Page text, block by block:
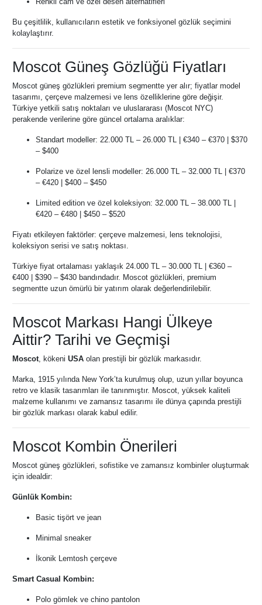
Bu çeşitlilik, kullanıcıların estetik ve fonksiyonel gözlük seçimini
kolaylaştırır.
Moscot Güneş Gözlüğü Fiyatları
Moscot güneş gözlükleri premium segmentte yer alır; fiyatlar model
tasarımı, çerçeve malzemesi ve lens özelliklerine göre değişir.
Türkiye yetkili satış noktaları ve uluslararası (Moscot NYC)
perakende verilerine göre güncel ortalama aralıklar:
Standart modeller: 22.000 TL – 26.000 TL | €340 – €370 | $370
– $400
Polarize ve özel lensli modeller: 26.000 TL – 32.000 TL | €370
– €420 | $400 – $450
Limited edition ve özel koleksiyon: 32.000 TL – 38.000 TL |
€420 – €480 | $450 – $520
Fiyatı etkileyen faktörler: çerçeve malzemesi, lens teknolojisi,
koleksiyon serisi ve satış noktası.
Türkiye fiyat ortalaması yaklaşık 24.000 TL – 30.000 TL | €360 –
€400 | $390 – $430 bandındadır. Moscot gözlükleri, premium
segmentte uzun ömürlü bir yatırım olarak değerlendirilebilir.
Moscot Markası Hangi Ülkeye
Aittir? Tarihi ve Geçmişi
Moscot , kökeni USA olan prestijli bir gözlük markasıdır.
Marka, 1915 yılında New York’ta kurulmuş olup, uzun yıllar boyunca
retro ve klasik tasarımları ile tanınmıştır. Moscot, yüksek kaliteli
malzeme kullanımı ve zamansız tasarımı ile dünya çapında prestijli
bir gözlük markası olarak kabul edilir.
Moscot Kombin Önerileri
Moscot güneş gözlükleri, sofistike ve zamansız kombinler oluşturmak
için idealdir:
Günlük Kombin:
Basic tişört ve jean
Minimal sneaker
İkonik Lemtosh çerçeve
Smart Casual Kombin:
Polo gömlek ve chino pantolon